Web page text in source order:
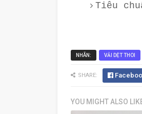
Tiêu
NHÃN: VẢI DỆT THOI
SHARE:
YOU MIGHT ALSO